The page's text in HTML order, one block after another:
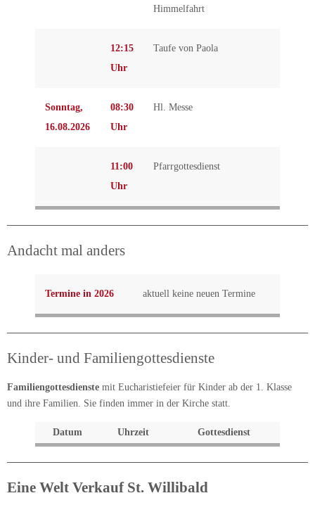
Himmelfahrt
12:15
Uhr
Taufe von Paola
Sonntag,
16.08.2026
08:30
Uhr
Hl. Messe
11:00
Uhr
Pfarrgottesdienst
Andacht mal anders
Termine in 2026 aktuell keine neuen Termine
Kinder- und Familiengottesdienste
Familiengottesdienste mit Eucharistiefeier für Kinder ab der 1. Klasse
und ihre Familien. Sie finden immer in der Kirche statt.
Datum Uhrzeit Gottesdienst
Eine Welt Verkauf St. Willibald